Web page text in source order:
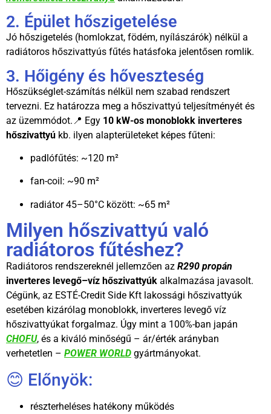
2. Épület hőszigetelése
Jó hőszigetelés (homlokzat, födém, nyílászárók) nélkül a
radiátoros hőszivattyús fűtés hatásfoka jelentősen romlik.
3. Hőigény és hőveszteség
Hőszükséglet-számítás nélkül nem szabad rendszert
tervezni. Ez határozza meg a hőszivattyú teljesítményét és
az üzemmódot.📍 Egy 10 kW-os monoblokk inverteres
hőszivattyú kb. ilyen alapterületeket képes fűteni:
padlófűtés: ~120 m²
fan-coil: ~90 m²
radiátor 45–50°C között: ~65 m²
Milyen hőszivattyú való
radiátoros fűtéshez?
Radiátoros rendszereknél jellemzően az R290 propán
inverteres levegő–víz hőszivattyúk alkalmazása javasolt.
Cégünk, az ESTÉ-Credit Side Kft lakossági hőszivattyúk
esetében kizárólag monoblokk, inverteres levegő víz
hőszivattyúkat forgalmaz. Úgy mint a 100%-ban japán
CHOFU, és a kiváló minőségű – ár/érték arányban
verhetetlen – POWER WORLD gyártmányokat.
😊 Előnyök:
részterheléses hatékony működés